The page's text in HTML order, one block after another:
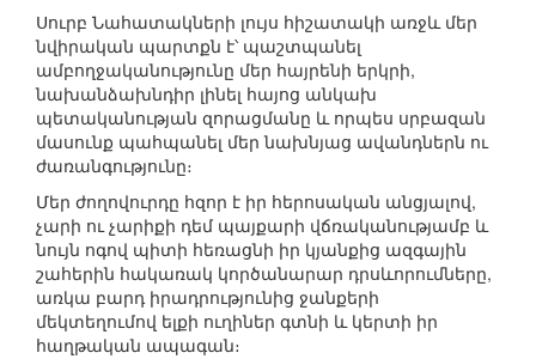
Սուրբ Նահատակների լույս հիշատակի առջև մեր
նվիրական պարտքն է՝ պաշտպանել
ամբողջականությունը մեր հայրենի երկրի,
նախանձախնդիր լինել հայոց անկախ
պետականության զորացմանը և որպես սրբազան
մասունք պահպանել մեր նախնյաց ավանդներն ու
ժառանգությունը։
Մեր ժողովուրդը հզոր է իր հերոսական անցյալով,
չարի ու չարիքի դեմ պայքարի վճռականությամբ և
նույն ոգով պիտի հեռացնի իր կյանքից ազգային
շահերին հակառակ կործանարար դրսևորումները,
առկա բարդ իրադրությունից ջանքերի
մեկտեղումով ելքի ուղիներ գտնի և կերտի իր
հաղթական ապագան։